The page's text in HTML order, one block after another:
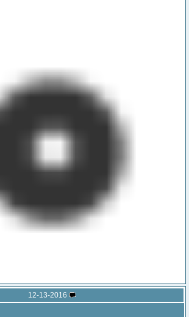
12-13-2016